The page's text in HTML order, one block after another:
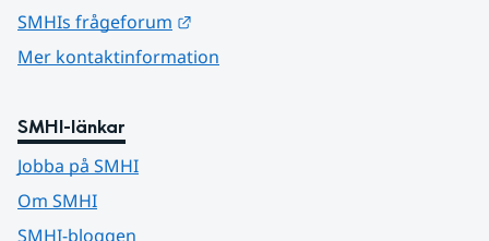
SMHIs frågeforum
Mer kontaktinformation
SMHI-länkar
Jobba på SMHI
Om SMHI
SMHI-bloggen